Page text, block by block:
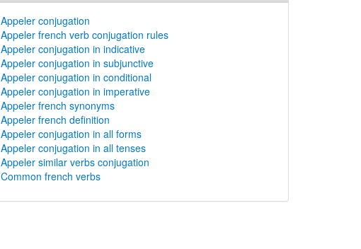
Appeler conjugation
Appeler french verb conjugation rules
Appeler conjugation in indicative
Appeler conjugation in subjunctive
Appeler conjugation in conditional
Appeler conjugation in imperative
Appeler french synonyms
Appeler french definition
Appeler conjugation in all forms
Appeler conjugation in all tenses
Appeler similar verbs conjugation
Common french verbs